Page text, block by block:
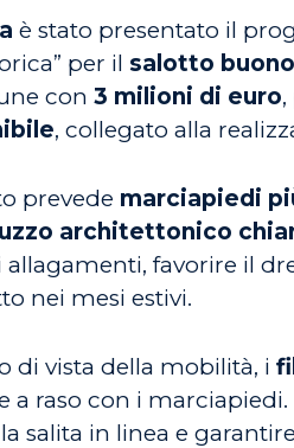
è stato presentato il
per il salotto
con 3 milioni di euro
, collegato alla
prevede marciapiedi
architettonico
allagamenti, favorire il
nei mesi estivi.
di vista della mobilità, i
a raso con i
salita in linea e